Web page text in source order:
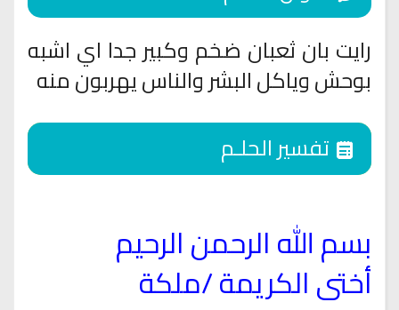
رايت بان ثعبان ضخم وكبير جدا اي اشبه
بوحش وياكل البشر والناس يهربون منه
بسم الله الرحمن الرحيم
أختى الكريمة /ملكة